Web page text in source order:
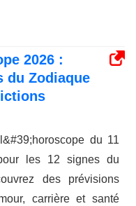
2026 :
du Zodiaque
du 11
les 12 signes du
des prévisions
carrière et santé